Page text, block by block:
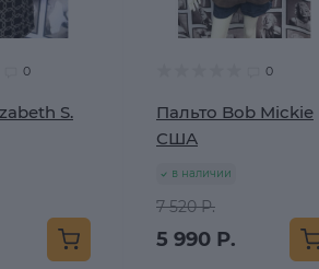
0
S.
0
Пальто Bob Mickie
США
в наличии
7 520 Р.
5 990 Р.